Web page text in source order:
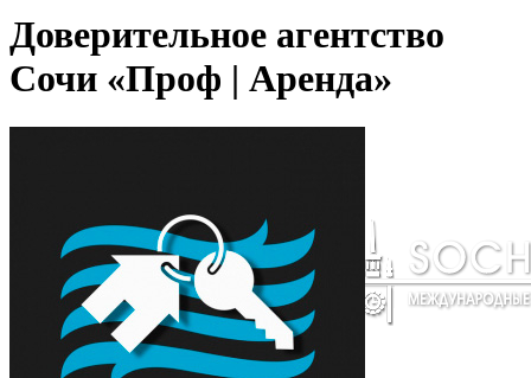
Доверительное агентство
Сочи «Проф | Аренда»